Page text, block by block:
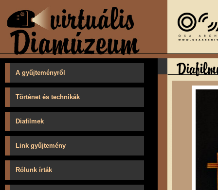
A gyűjteményről
Történet és technikák
Diafilmek
Link gyűjtemény
Rólunk írták